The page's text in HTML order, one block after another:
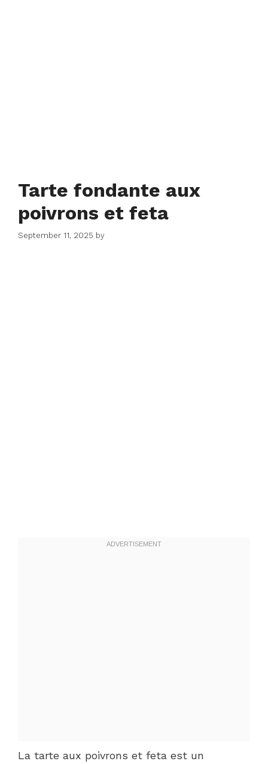
Tarte fondante aux
poivrons et feta
September 11, 2025 by
La tarte aux poivrons et feta est un